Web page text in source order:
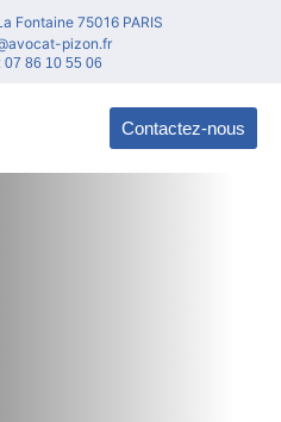
Fontaine 75016 PARIS
pizon.fr
07 86 10 55 06
Contactez-nous